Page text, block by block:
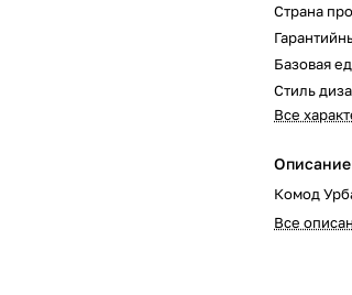
Страна
Базовая
Стиль
Все
Описание
Комод
Все